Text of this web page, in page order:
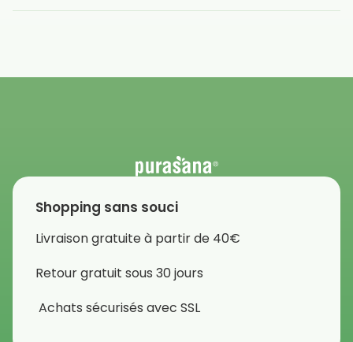
Shopping sans souci
Livraison gratuite à partir de 40€
Retour gratuit sous 30 jours
Achats sécurisés avec SSL